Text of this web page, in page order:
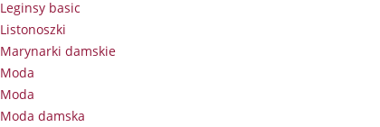
Leginsy basic
Listonoszki
Marynarki damskie
Moda
Moda
Moda damska